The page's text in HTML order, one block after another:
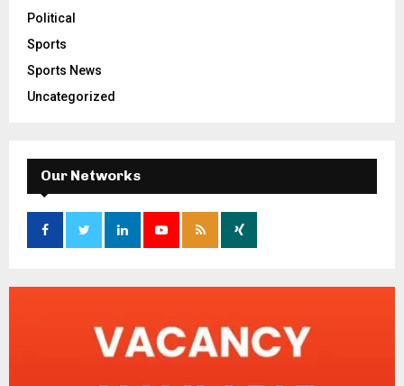
Political
Sports
Sports News
Uncategorized
Our Networks